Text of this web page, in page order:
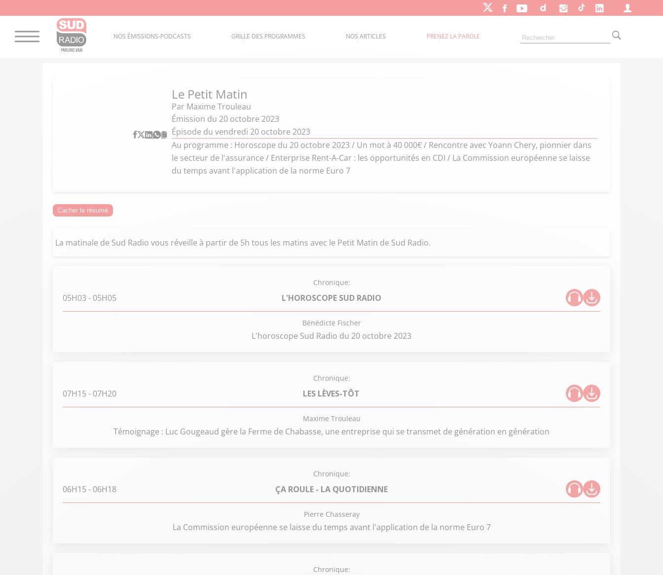
NOS ÉMISSIONS-PODCASTS GRILLE DES PROGRAMMES NOS ARTICLES PRENEZ LA PAROLE
Le Petit Matin
Par Maxime Trouleau
Émission du 20 octobre 2023
Épisode du vendredi 20 octobre 2023
Au programme : Horoscope du 20 octobre 2023 / Un mot à 40 000€ / Rencontre avec Yoann Chery, pionnier dans
le secteur de l'assurance / Enterprise Rent-A-Car : les opportunités en CDI / La Commission européenne se laisse
du temps avant l'application de la norme Euro 7
Cacher le résumé
La matinale de Sud Radio vous réveille à partir de 5h tous les matins avec le Petit Matin de Sud Radio.
Chronique:
05H03 - 05H05 L'HOROSCOPE SUD RADIO
Bénédicte Fischer
L'horoscope Sud Radio du 20 octobre 2023
Chronique:
07H15 - 07H20 LES LÈVES-TÔT
Maxime Trouleau
Témoignage : Luc Gougeaud gère la Ferme de Chabasse, une entreprise qui se transmet de génération en génération
Chronique:
06H15 - 06H18 ÇA ROULE - LA QUOTIDIENNE
Pierre Chasseray
La Commission européenne se laisse du temps avant l'application de la norme Euro 7
Chronique: